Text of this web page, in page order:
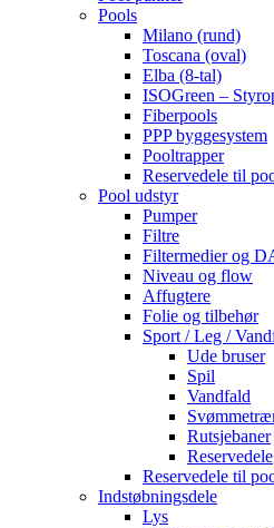
Pools
Milano (rund)
Toscana (oval)
Elba (8-tal)
ISOGreen –
Fiberpools
PPP byggesystem
Pooltrapper
Reservedele til
Pool udstyr
Pumper
Filtre
Filtermedier og
Niveau og flow
Affugtere
Folie og tilbehør
Sport / Leg /
Ude bruser
Spil
Vandfald
Rutsjebaner
Reservedele
Reservedele til
Indstøbningsdele
Lys